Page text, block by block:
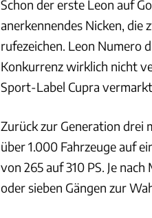
Schon der erste Leon auf
anerkennendes Nicken, die
rufezeichen. Leon Numero
Konkurrenz wirklich nicht
Sport-Label Cupra
Zurück zur Generation drei
über 1.000 Fahrzeuge auf
von 265 auf 310 PS. Je
oder sieben Gängen zur